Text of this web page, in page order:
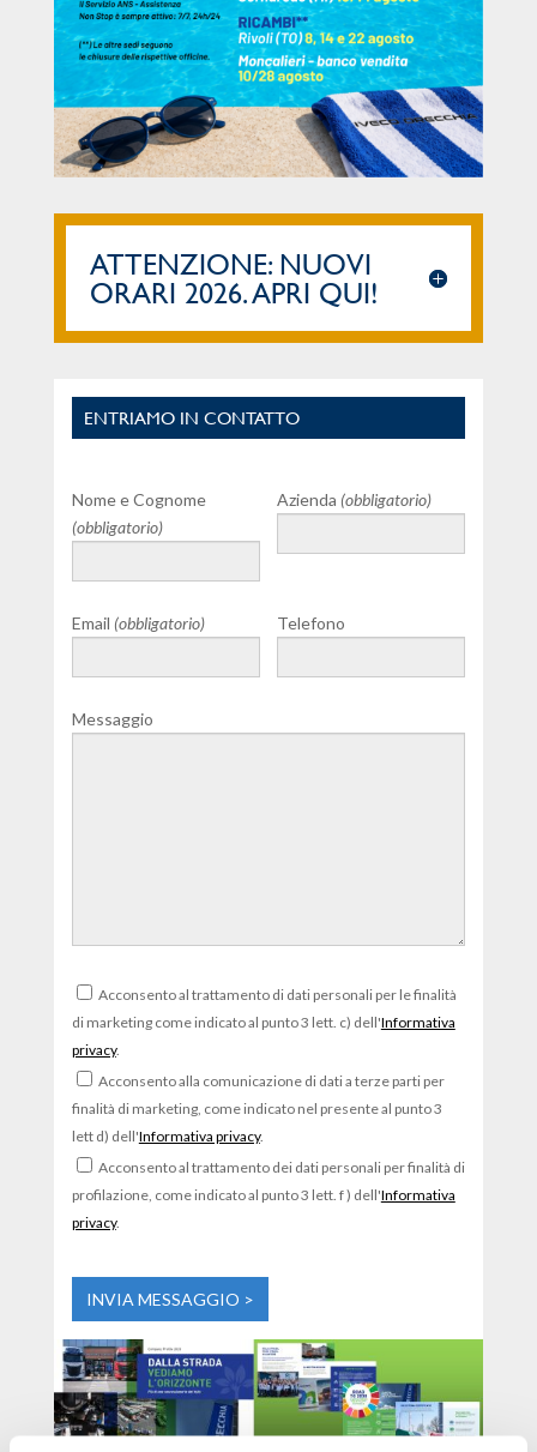
ATTENZIONE: NUOVI
ORARI 2026. APRI QUI!
ENTRIAMO IN CONTATTO
Nome e Cognome
(obbligatorio)
Azienda (obbligatorio)
Email (obbligatorio) Telefono
Messaggio
Acconsento al trattamento di dati personali per le finalità
di marketing come indicato al punto 3 lett. c) dell'Informativa
privacy.
Acconsento alla comunicazione di dati a terze parti per
finalità di marketing, come indicato nel presente al punto 3
lett d) dell'Informativa privacy.
Acconsento al trattamento dei dati personali per finalità di
profilazione, come indicato al punto 3 lett. f ) dell'Informativa
privacy.